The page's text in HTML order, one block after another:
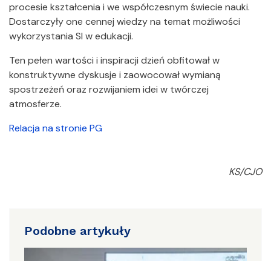
procesie kształcenia i we współczesnym świecie nauki.
Dostarczyły one cennej wiedzy na temat możliwości
wykorzystania SI w edukacji.
Ten pełen wartości i inspiracji dzień obfitował w
konstruktywne dyskusje i zaowocował wymianą
spostrzeżeń oraz rozwijaniem idei w twórczej
atmosferze.
Relacja na stronie PG
KS/CJO
Podobne artykuły